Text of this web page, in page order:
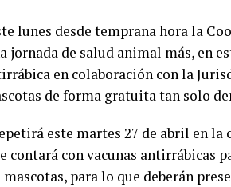
lunes desde temprana hora la
jornada de salud animal más, en
en colaboración con la
de forma gratuita tan solo
este martes 27 de abril en la
contará con vacunas antirrábicas
mascotas, para lo que deberán